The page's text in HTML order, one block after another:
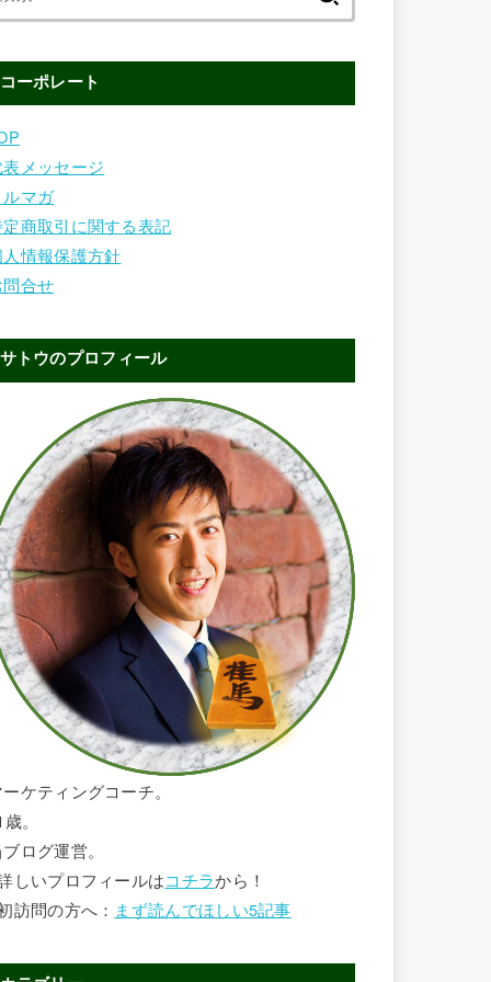
コーポレート
メッセージ
マガ
商取引に関する表記
情報保護方針
合せ
サトウのプロフィール
ケティングコーチ。
。
ログ運営。
しいプロフィールはコチラから！
訪問の方へ： まず読んでほしい5記事